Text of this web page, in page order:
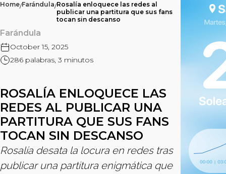
Home/Farándula/Rosalía enloquece las redes al
publicar una partitura que sus fans
tocan sin descanso
Farándula
October 15, 2025
286 palabras, 3 minutos
ROSALÍA ENLOQUECE LAS
REDES AL PUBLICAR UNA
PARTITURA QUE SUS FANS
TOCAN SIN DESCANSO
Rosalía desata la locura en redes tras
publicar una partitura enigmática que